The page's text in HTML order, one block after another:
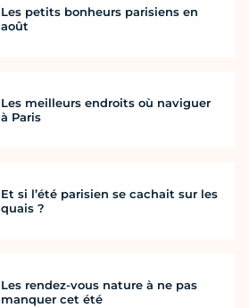
Les petits bonheurs parisiens en
août
Les meilleurs endroits où naviguer
à Paris
Et si l’été parisien se cachait sur les
quais ?
Les rendez-vous nature à ne pas
manquer cet été